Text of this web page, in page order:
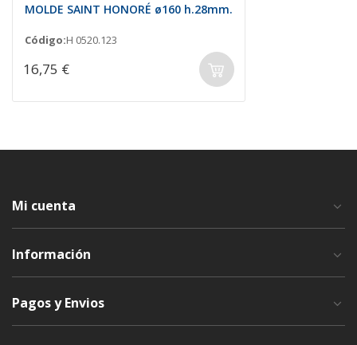
MOLDE SAINT HONORÉ ø160 h.28mm.
Código:H 0520.123
16,75 €
Mi cuenta
Información
Pagos y Envios